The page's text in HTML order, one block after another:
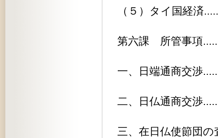
（５）タイ国経済
第六課 所管事項
一、日端通商交渉
二、日仏通商交渉
三、在日仏使節団の